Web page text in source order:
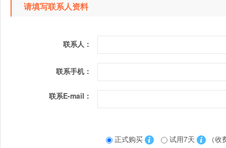
请填写联系人资料
联系人：
联系手机：
联系E-mail：
正式购买 试用7天
（收